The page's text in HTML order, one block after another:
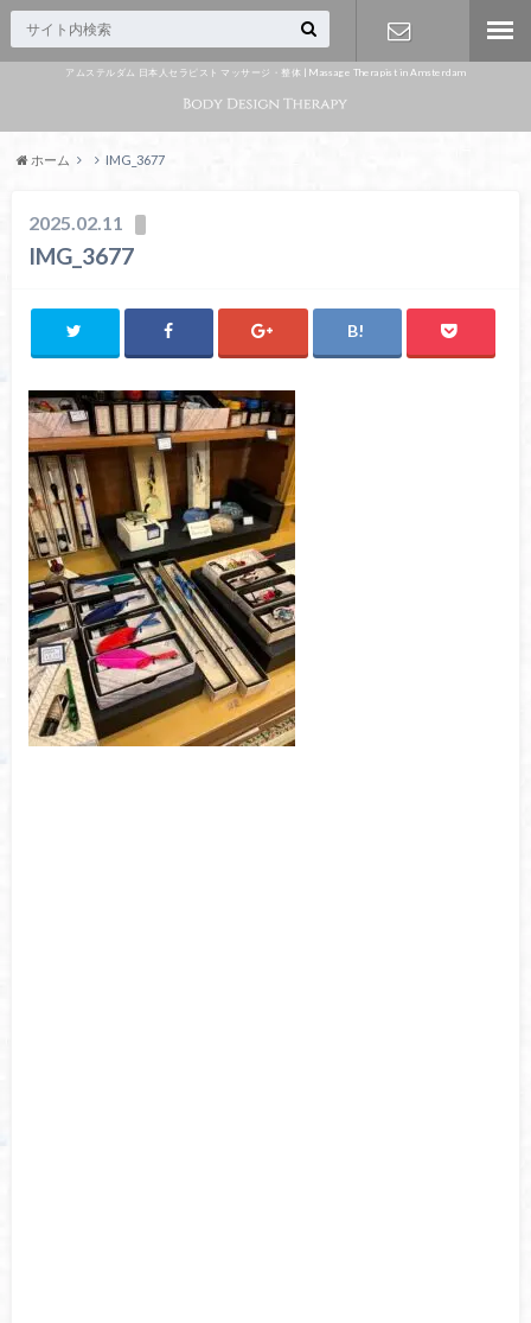
アムステルダム 日本人セラピスト マッサージ・整体 | Massage Therapist in Amsterdam
ホーム IMG_3677
2025.02.11
IMG_3677